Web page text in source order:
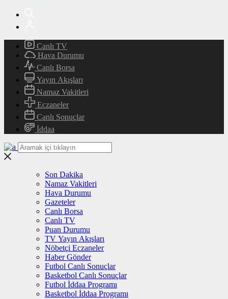
Canlı TV
Hava Durumu
Canlı Borsa
Yayın Akışları
Namaz Vakitleri
Eczaneler
Canlı Sonuçlar
İddaa
Son Dakika
Namaz Vakitleri
Hava Durumu
Gazeteler
Canlı Borsa
Canlı TV
Puan Durumu
TV Yayın Akışları
Nöbetçi Eczaneler
Haber Gönder
Futbol Canlı Sonuçlar
Basketbol Canlı Sonuçlar
Futbol İddaa Programı
Basketbol İddaa Programı